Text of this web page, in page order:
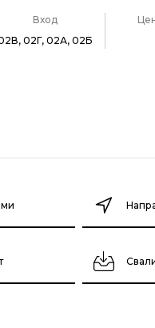
Вход
02Г, 02А, 02Б